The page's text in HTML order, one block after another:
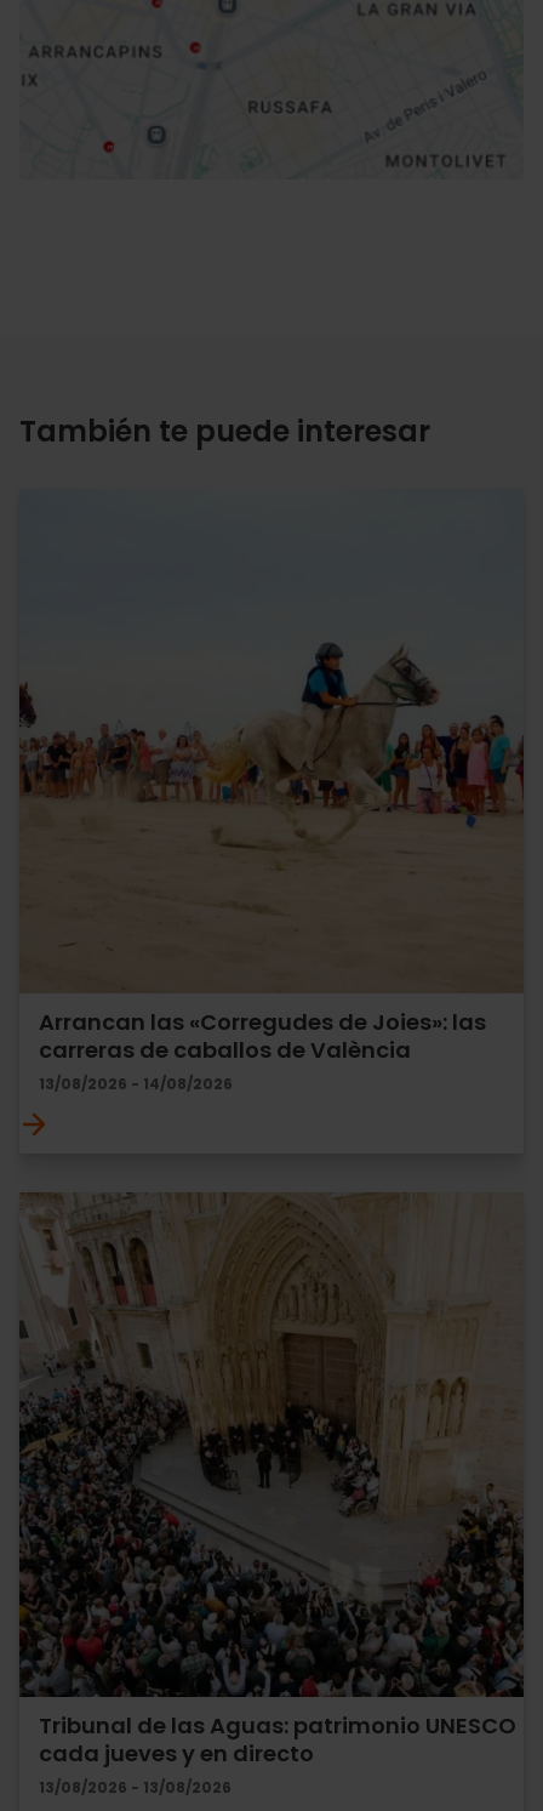
Cómo llegar
También te puede interesar
Arrancan las «Corregudes de Joies»: las
carreras de caballos de València
13/08/2026 - 14/08/2026
Tribunal de las Aguas: patrimonio UNESCO
cada jueves y en directo
13/08/2026 - 13/08/2026